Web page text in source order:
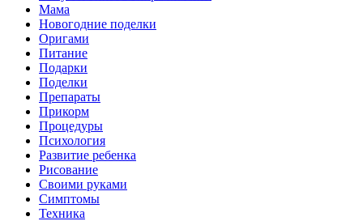
Мама
Новогодние поделки
Оригами
Питание
Подарки
Поделки
Препараты
Прикорм
Процедуры
Психология
Развитие ребенка
Рисование
Своими руками
Симптомы
Техника